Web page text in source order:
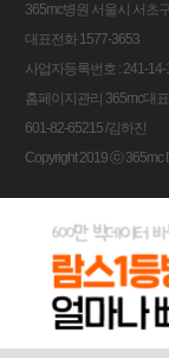
비용안내
365mc병원 서울시 서초
대표전화 1577-3653
사업자등록번호 : 241-14-
홈페이지관리 365mc대
601-82-65215 /김하진
Copyright 2019 ⓒ 365mc